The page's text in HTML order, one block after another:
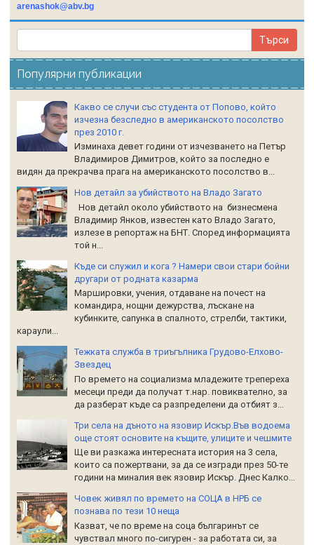
arenashok@abv.bg
Популярни публикации
Какво се случи със студента от Попово, който
изчезна безследно в американското посолство
през 2010 г.
Изминаха девет години от изчезването на Петър
Владимиров Димитров, който за последно е
видян да прекрачва прага на американското посолство в...
Нов детайл за убийството на Владо Загато
Нов детайл около убийството на бизнесмена
Владимир Янков, известен като Владо Загато,
излезе в репортаж на БНТ. Според информацията
той н...
Къде си служил и кога ? Намери свои стари бойни
другари от родната казарма
Маршировки, учения, отдаване на почест на
командира, нощни дежурства, лъскане на
кубинките, сапунка в спалното, стрелби, тактики,
караули...
Тежката служба в триъгълника Грудово-Елхово-
Звездец
По времето на социализма младежите трепереха
месеци преди да получат т.нар. повиквателно, за
да разберат къде са разпределени да отбият з...
Три села на дъното на язовир Искър.Във водоема
още стоят основите на къщите, улиците и чешмите
Ще ви разкажа интересната история на 3 села,
които са пожертвани, за да се изгради през 50-те
години на миналия век язовир Искър. Днес Калко...
Човек живял по времето на СОЦА в НРБ се
познава по тези 10 неща
Казват, че по време на соца българинът се
чувствал много по-сигурен - за работата си, за